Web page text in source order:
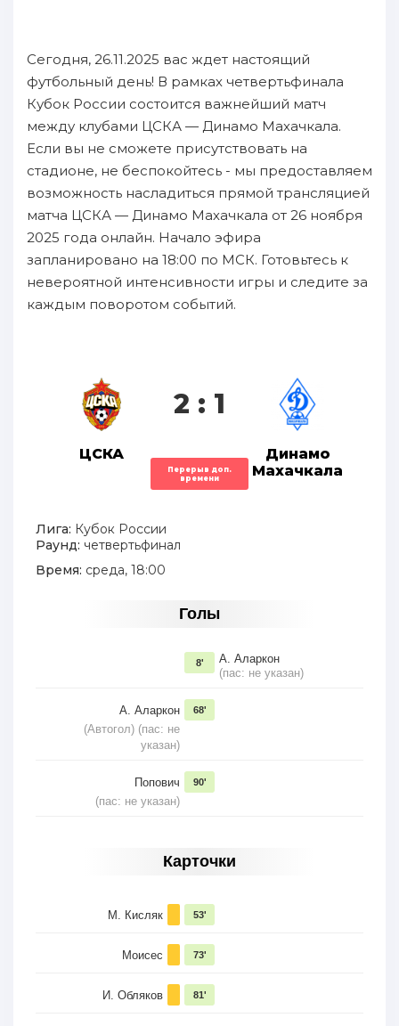
Сегодня, 26.11.2025 вас ждет настоящий
футбольный день! В рамках четвертьфинала
Кубок России состоится важнейший матч
между клубами ЦСКА — Динамо Махачкала.
Если вы не сможете присутствовать на
стадионе, не беспокойтесь - мы предоставляем
возможность насладиться прямой трансляцией
матча ЦСКА — Динамо Махачкала от 26 ноября
2025 года онлайн. Начало эфира
запланировано на 18:00 по МСК. Готовьтесь к
невероятной интенсивности игры и следите за
каждым поворотом событий.
ЦСКА
2 : 1
Перерыв доп.
времени
Динамо
Махачкала
Лига: Кубок России
Раунд: четвертьфинал
Время: среда, 18:00
Голы
А. Аларкон
(пас: не указан)
8'
А. Аларкон
(Автогол) (пас: не
указан)
68'
Попович
(пас: не указан)
90'
Карточки
М. Кисляк 53'
Моисес 73'
И. Обляков 81'